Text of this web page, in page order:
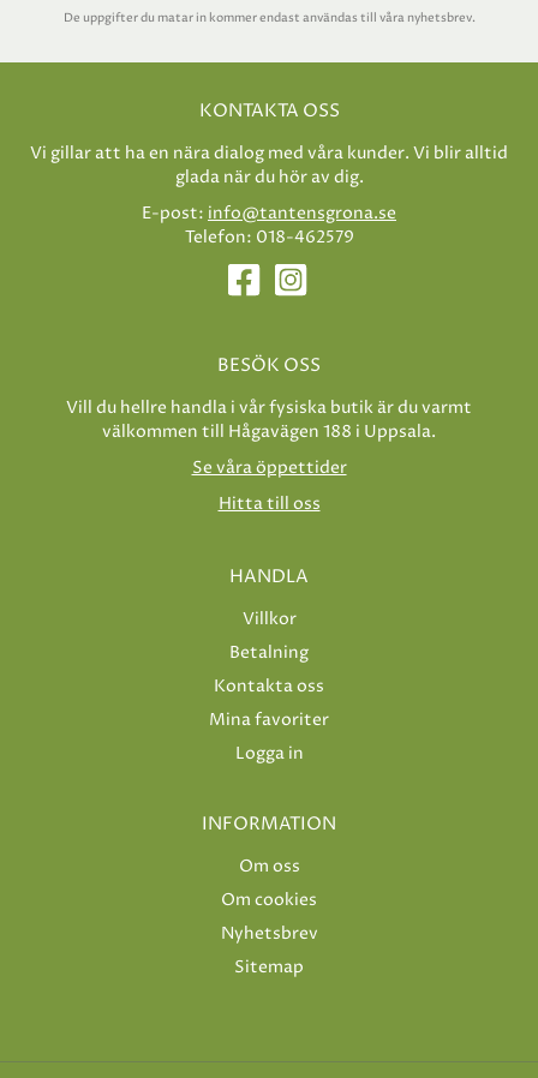
De uppgifter du matar in kommer endast användas till våra nyhetsbrev.
KONTAKTA OSS
Vi gillar att ha en nära dialog med våra kunder. Vi blir alltid
glada när du hör av dig.
E-post: info@tantensgrona.se
Telefon: 018-462579
BESÖK OSS
Vill du hellre handla i vår fysiska butik är du varmt
välkommen till Hågavägen 188 i Uppsala.
Se våra öppettider
Hitta till oss
HANDLA
Villkor
Betalning
Kontakta oss
Mina favoriter
Logga in
INFORMATION
Om oss
Om cookies
Nyhetsbrev
Sitemap